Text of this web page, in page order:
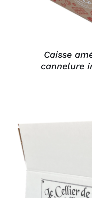
Caisse
cannelure